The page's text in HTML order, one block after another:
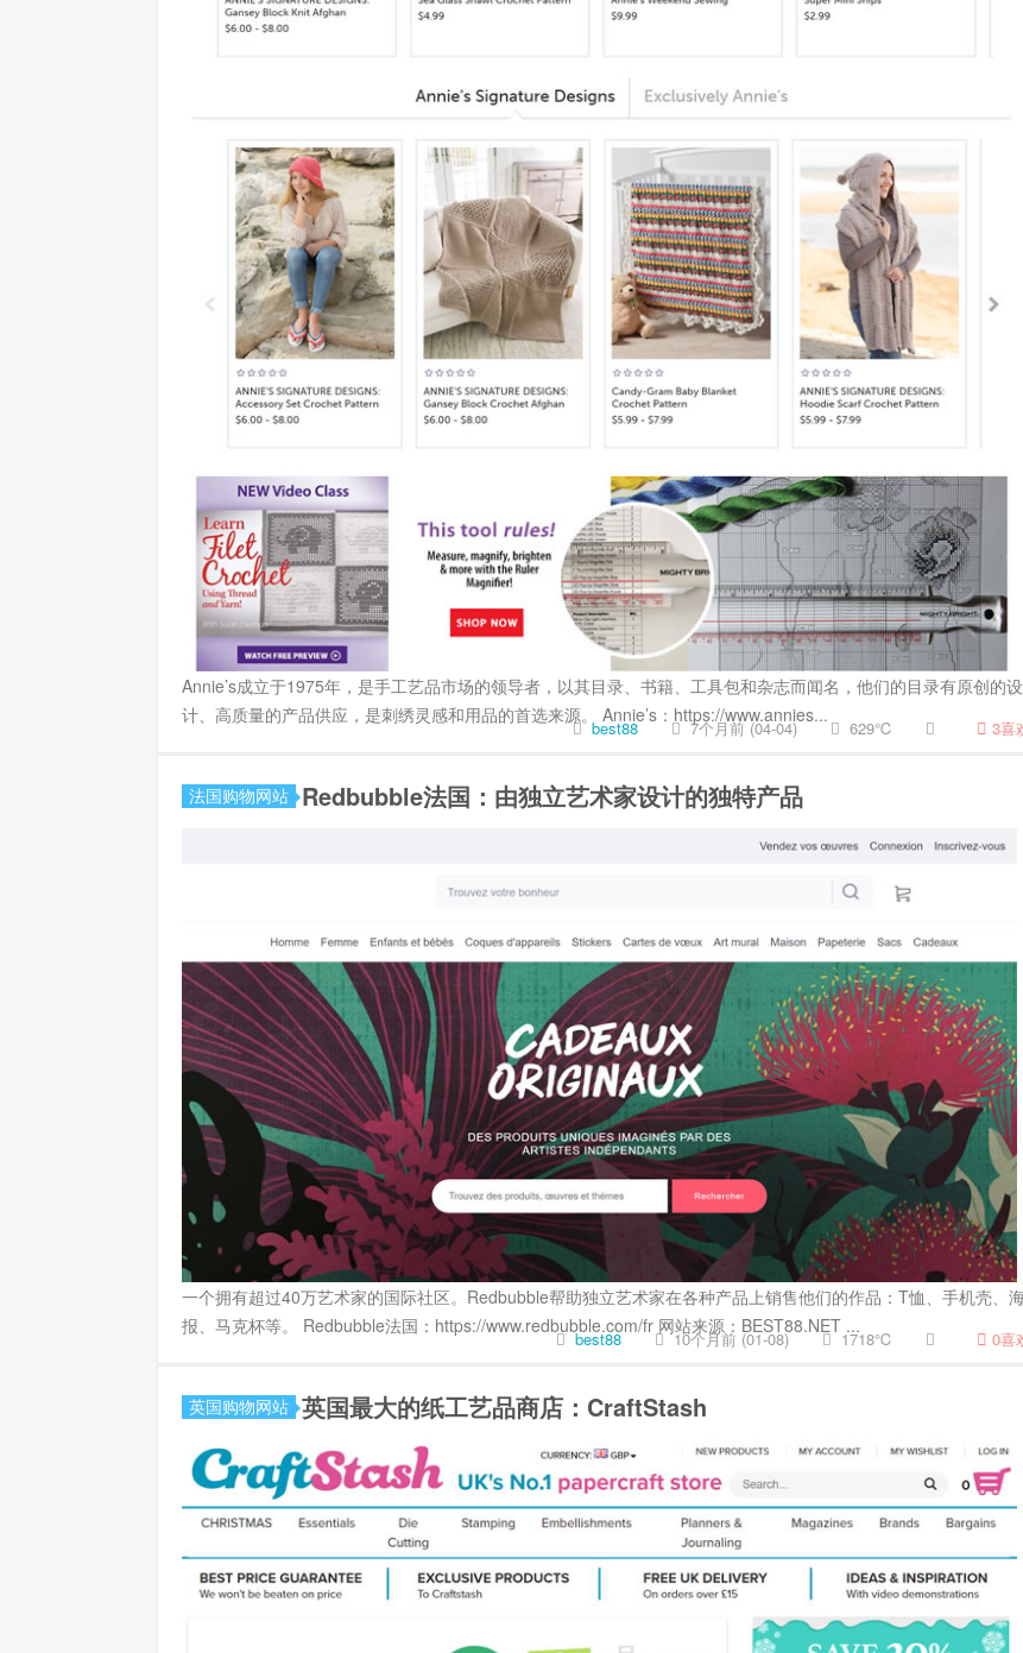
Annie’s成立于1975年，是手工艺品市场的领导者，以其目录、书籍、工具包和杂志而闻名，他们的目录有原创的设
计、高质量的产品供应，是刺绣灵感和用品的首选来源。 Annie’s：https://www.annies...
best88 7个月前 (04-04) 629℃ 3喜
法国购物网站 Redbubble法国：由独立艺术家设计的独特产品
一个拥有超过40万艺术家的国际社区。Redbubble帮助独立艺术家在各种产品上销售他们的作品：T恤、手机壳、
报、马克杯等。 Redbubble法国：https://www.redbubble.com/fr 网站来源：BEST88.NET ...
best88 10个月前 (01-08) 1718℃ 0喜
英国购物网站 英国最大的纸工艺品商店：CraftStash